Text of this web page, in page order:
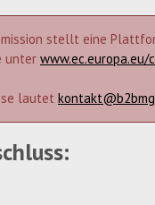
stellt eine
unter www.ec.europa.eu/
lautet